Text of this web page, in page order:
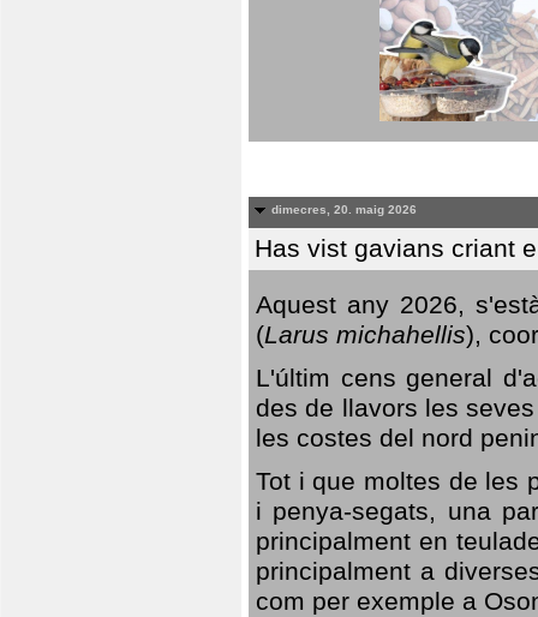
dimecres, 20. maig 2026
Has vist gavians criant
Aquest any 2026,
(Larus michahellis),
L'últim cens general
des de llavors les
les costes del nord
Tot i que moltes de les
i penya-segats, una
principalment en
principalment a
com per exemple a